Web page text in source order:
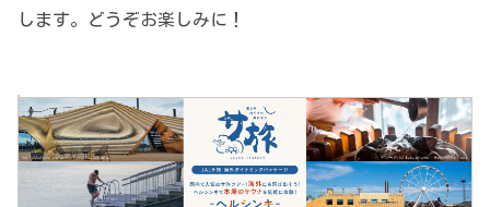
します。どうぞお楽しみに！